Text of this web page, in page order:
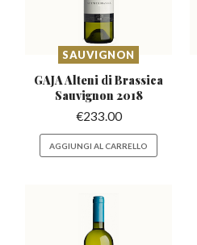
SAUVIGNON
GAJA Alteni di Brassica
Sauvignon 2018
€233.00
AGGIUNGI AL CARRELLO